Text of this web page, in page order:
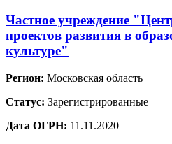
Частное учреждение
проектов развития в
культуре"
Регион: Московская область
Статус: Зарегистрированные
Дата ОГРН: 11.11.2020